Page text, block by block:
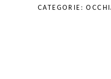
CATEGORIE: